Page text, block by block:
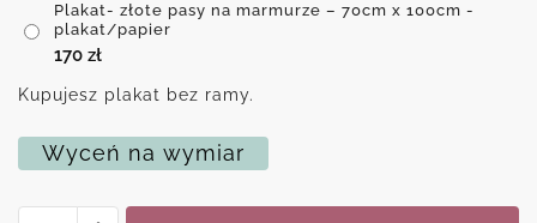
Plakat- złote pasy na marmurze – 70cm x 100cm -
plakat/papier
170 zł
Kupujesz plakat bez ramy.
Wyceń na wymiar